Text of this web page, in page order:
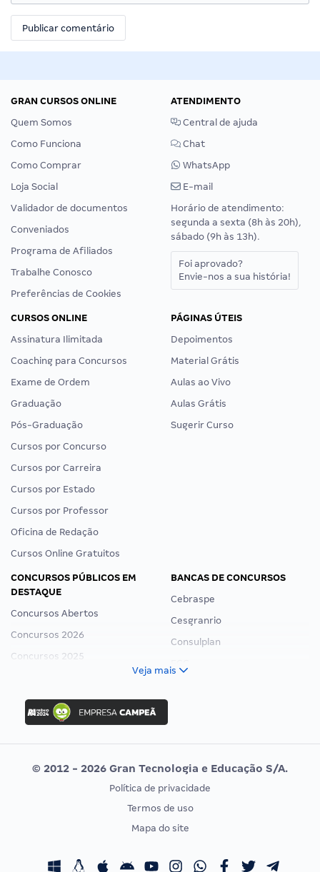
GRAN CURSOS ONLINE
Quem Somos
Como Funciona
Como Comprar
Loja Social
Validador de documentos
Conveniados
Programa de Afiliados
Trabalhe Conosco
Preferências de Cookies
ATENDIMENTO
Central de ajuda
Chat
WhatsApp
E-mail
Horário de atendimento:
segunda a sexta (8h às 20h),
sábado (9h às 13h).
Foi aprovado?
Envie-nos a sua história!
CURSOS ONLINE
Assinatura Ilimitada
Coaching para Concursos
Exame de Ordem
Graduação
Pós-Graduação
Cursos por Concurso
Cursos por Carreira
Cursos por Estado
Cursos por Professor
Oficina de Redação
Cursos Online Gratuitos
PÁGINAS ÚTEIS
Depoimentos
Material Grátis
Aulas ao Vivo
Aulas Grátis
Sugerir Curso
CONCURSOS PÚBLICOS EM
DESTAQUE
Concursos Abertos
Concursos 2026
Concursos 2025
Concurso Ibama
Concurso MPU
Editais publicados
BANCAS DE CONCURSOS
Cebraspe
Cesgranrio
Consulplan
Vunesp
CONCURSOS POR PROFISSÃO
Concursos Fiscais
EXAME DE ORDEM
Calendário OAB
Veja mais
© 2012 - 2026 Gran Tecnologia e Educação S/A.
Política de privacidade
Termos de uso
Mapa do site